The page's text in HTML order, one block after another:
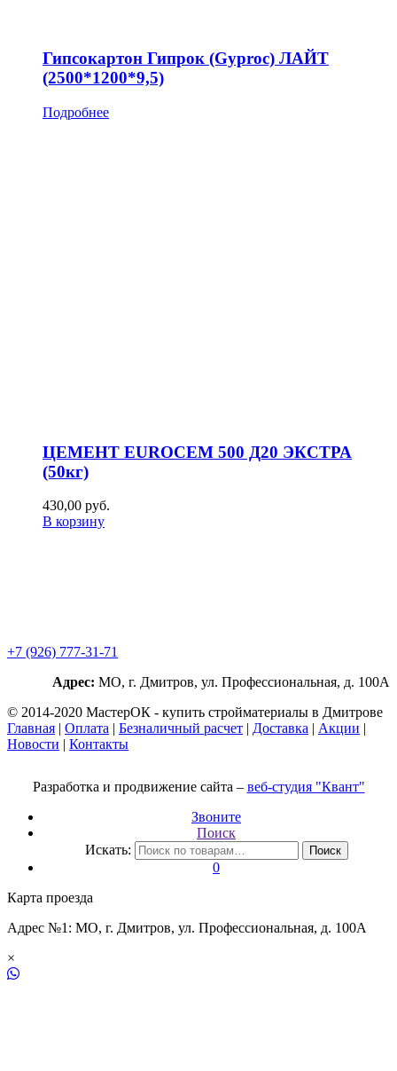
Гипсокартон Гипрок (Gyproc) ЛАЙТ
(2500*1200*9,5)
Подробнее
ЦЕМЕНТ EUROCEM 500 Д20 ЭКСТРА
(50кг)
430,00 руб.
В корзину
+7 (926) 777-31-71
Адрес: МО, г. Дмитров, ул. Профессиональная, д. 100А
© 2014-2020 МастерОК - купить стройматериалы в Дмитрове
Главная | Оплата | Безналичный расчет | Доставка | Акции |
Новости | Контакты
Разработка и продвижение сайта – веб-студия "Квант"
Звоните
Поиск
Искать:
Поиск
0
Карта проезда
Адрес №1: МО, г. Дмитров, ул. Профессиональная, д. 100А
×